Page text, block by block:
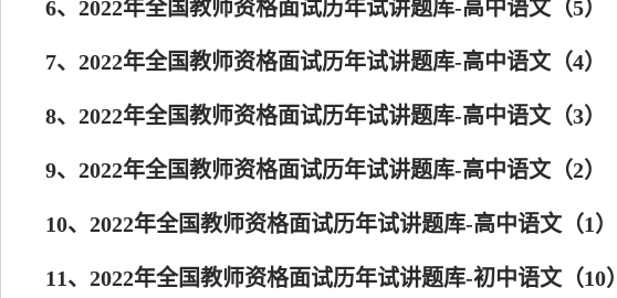
6、2022年全国教师资格面试历年试讲题库-高中语文（5）
7、2022年全国教师资格面试历年试讲题库-高中语文（4）
8、2022年全国教师资格面试历年试讲题库-高中语文（3）
9、2022年全国教师资格面试历年试讲题库-高中语文（2）
10、2022年全国教师资格面试历年试讲题库-高中语文（1）
11、2022年全国教师资格面试历年试讲题库-初中语文（10）